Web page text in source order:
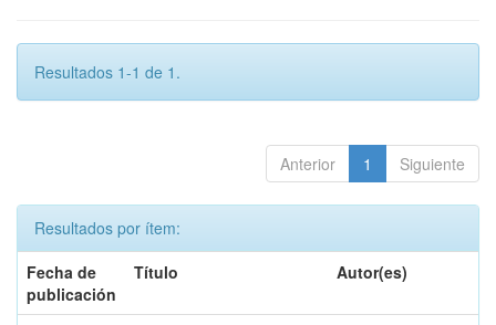
Resultados 1-1 de 1.
Anterior 1 Siguiente
Resultados por ítem:
Fecha de
publicación
Título Autor(es)